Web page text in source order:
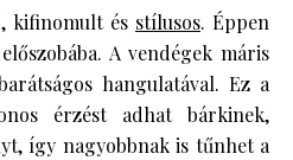
kifinomult és stílusos. Éppen
A vendégek máris
hangulatával. Ez a
érzést adhat bárkinek,
így nagyobbnak is tűnhet a